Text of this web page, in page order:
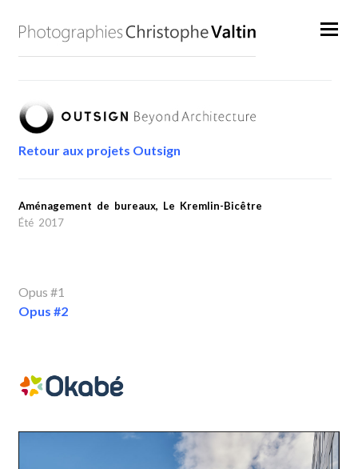
Retour aux projets Outsign
Aménagement de bureaux, Le Kremlin-Bicêtre
Été 2017
Opus #1
Opus #2